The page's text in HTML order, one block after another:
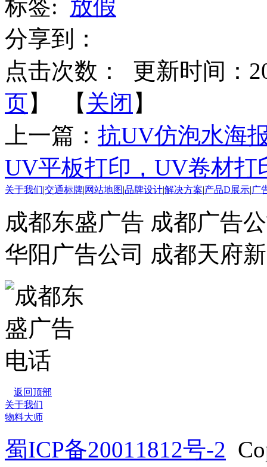
标签: 放假
分享到：
点击次数：
更新时间：
页】 【 关闭 】
上一篇： 抗UV仿泡水海
UV平板打印，UV卷材打
关于我们|交通标牌|网站地图|品牌设计|解决方案|产品D展示|广
成都东盛广告 成都广告
华阳广告公司 成都天府
返回顶部
关于我们
物料大师
蜀ICP备20011812号-2